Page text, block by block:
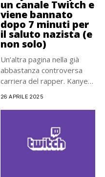
un canale Twitch e
viene bannato
dopo 7 minuti per
il saluto nazista (e
non solo)
Un’altra pagina nella già
abbastanza controversa
carriera del rapper. Kanye
26 APRILE 2025